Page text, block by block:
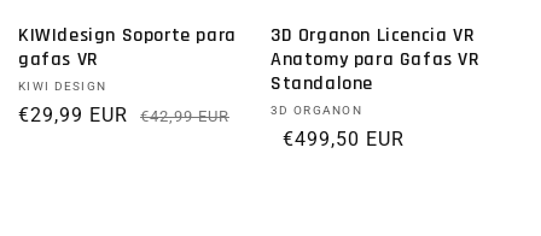
KIWIdesign Soporte para
gafas VR
Proveedor:
KIWI DESIGN
Precio habitual
€42,99 EUR Precio de oferta
€29,99 EUR
3D Organon Licencia VR
Anatomy para Gafas VR
Standalone
Proveedor:
3D ORGANON
Precio habitual
€499,50 EUR